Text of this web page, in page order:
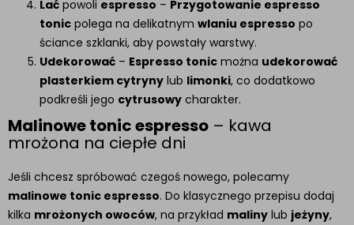
Lać powoli espresso – Przygotowanie espresso
tonic polega na delikatnym wlaniu espresso po
ściance szklanki, aby powstały warstwy.
Udekorować – Espresso tonic można udekorować
plasterkiem cytryny lub limonki, co dodatkowo
podkreśli jego cytrusowy charakter.
Malinowe tonic espresso – kawa
mrożona na ciepłe dni
Jeśli chcesz spróbować czegoś nowego, polecamy
malinowe tonic espresso. Do klasycznego przepisu dodaj
kilka mrożonych owoców, na przykład maliny lub jeżyny,